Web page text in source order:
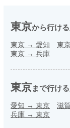
東京から行け
東京 → 愛知 東
東京 → 兵庫
東京まで行け
愛知 → 東京 滋賀
兵庫 → 東京